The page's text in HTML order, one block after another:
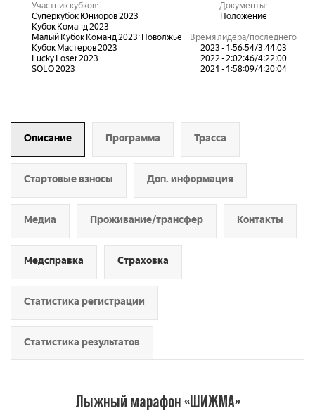
Участник кубков:
Суперкубок Юниоров 2023
Кубок Команд 2023
Малый Кубок Команд 2023: Поволжье
Кубок Мастеров 2023
Lucky Loser 2023
SOLO 2023
Документы:
Положение
Время лидера/последнего
2023 - 1:56:54/3:44:03
2022 - 2:02:46/4:22:00
2021 - 1:58:09/4:20:04
Описание Программа Трасса
Стартовые взносы Доп. информация
Медиа Проживание/трансфер Контакты
Медсправка Страховка
Статистика регистрации
Статистика результатов
Лыжный марафон «ШИЖМА»